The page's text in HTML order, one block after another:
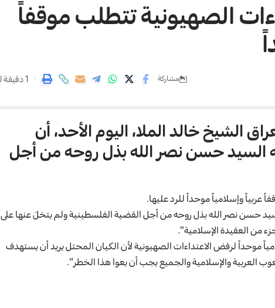
الصهيونية تتطلب موقفاً
مشاركة 1 دقيقة للقراءة
الشيخ خالد الملا، اليوم الأحد، أن
السيد حسن نصر الله بذل روحه من أجل
عربياً وإسلامياً موحداً للرد عليها.
حسن نصر اللهبذل روحه من أجل القضية الفلسطينية ولم يتخلَ عنها على
من العقيدة الإسلامية”.
موحداً لرفض الاعتداءات الصهيونية لأن الكيان المحتل يريد أن يستهدف
العربية والإسلامية والجميع يجب أن يعوا هذا الخطر”.